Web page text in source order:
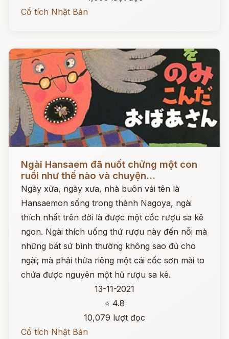
Cổ tích Nhật Bản
Ngài Hansaem đã nuốt chửng một con
ruồi như thế nào và chuyện...
Ngày xửa, ngày xưa, nhà buôn vải tên là
Hansaemon sống trong thành Nagoya, ngài
thích nhất trên đời là được một cốc rượu sa kê
ngon. Ngài thích uống thứ rượu này đến nỗi mà
những bát sứ bình thường không sao đủ cho
ngài; mà phải thửa riêng một cái cốc sơn mài to
chứa được nguyên một hũ rượu sa kê.
13-11-2021
⭐ 4.8
10,079 lượt đọc
Cổ tích Nhật Bản